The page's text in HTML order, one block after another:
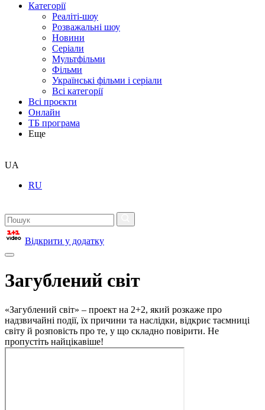
Категорії
Реаліті-шоу
Розважальні шоу
Новини
Серіали
Мультфільми
Фільми
Українські фільми і серіали
Всі категорії
Всі проєкти
Онлайн
ТБ програма
Еще
UA
RU
Відкрити у додатку
Загублений світ
«Загублений світ» – проект на 2+2, який розкаже про
надзвичайні події, їх причини та наслідки, відкриє таємниці
світу й розповість про те, у що складно повірити. Не
пропустіть найцікавіше!